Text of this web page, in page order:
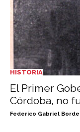
HISTORIA
El Primer
Córdoba, no
Federico Gabriel